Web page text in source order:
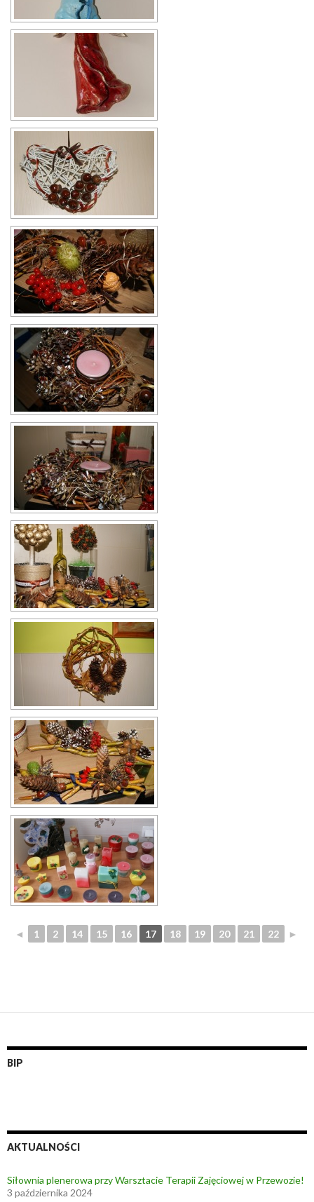
◄ 1 2 14 15 16 17 18 19 20 21 22 ►
BIP
AKTUALNOŚCI
Siłownia plenerowa przy Warsztacie Terapii Zajęciowej w Przewozie!
3 października 2024